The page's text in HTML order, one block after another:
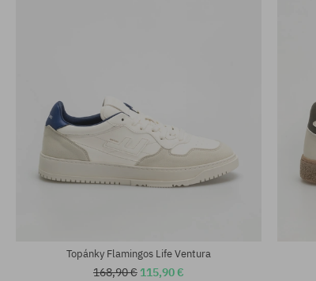
Topánky Flamingos Life Ventura
168,90 € 115,90 €